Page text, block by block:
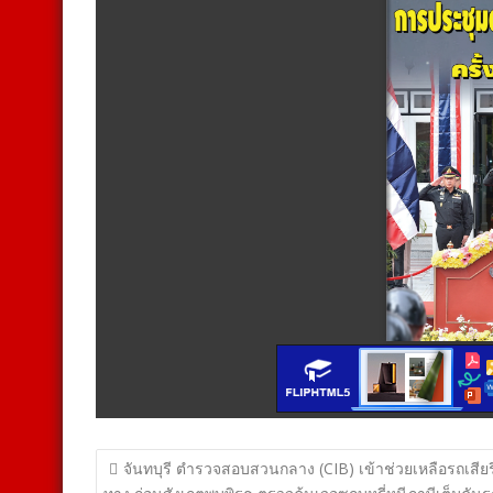
แนะแนว
จันทบุรี ตำรวจสอบสวนกลาง (CIB) เข้าช่วยเหลือรถเสีย